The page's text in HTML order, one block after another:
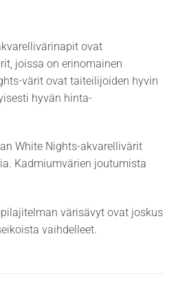
ovat
joissa on erinomainen
värit ovat taiteilijoiden hyvin
hyvän hinta-
White Nights-akvarellivärit
Kadmiumvärien joutumista
värisävyt ovat joskus
vaihdelleet.